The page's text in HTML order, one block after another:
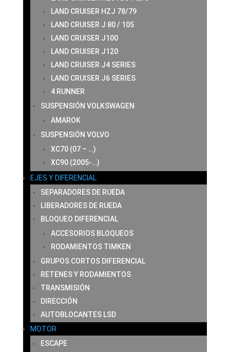
LAND CRUISER HZJ 78/79
LAND CRUISER J 80 / 105
LAND CRUISER J100
LAND CRUISER J120
LAND CRUISER J4 SERIES
LAND CRUISER J6 SERIES
4 RUNNER
SUSPENSIÓN VOLKSWAGEN
AMAROK
SUSPENSIÓN VOLVO
XC70 (07 – …)
XC90 (2005-…)
EJES Y DIFERENCIAL
SEPARADORES DE RUEDA
LIBERADORES DE RUEDA
BLOQUEO DIFERENCIAL
ACCESORIOS BLOQUEOS
RODAMIENTOS TIMKEN
GRUPOS CORTOS DIFERENCIAL
RETENES Y RODAMIENTOS
TRANSMISIÓN
DIRECCIÓN
AUTOBLOCANTES LSD
MOTOR
ESCAPE